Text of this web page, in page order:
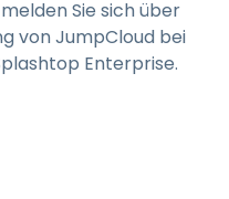
Sie sich über
von JumpCloud bei
Enterprise.